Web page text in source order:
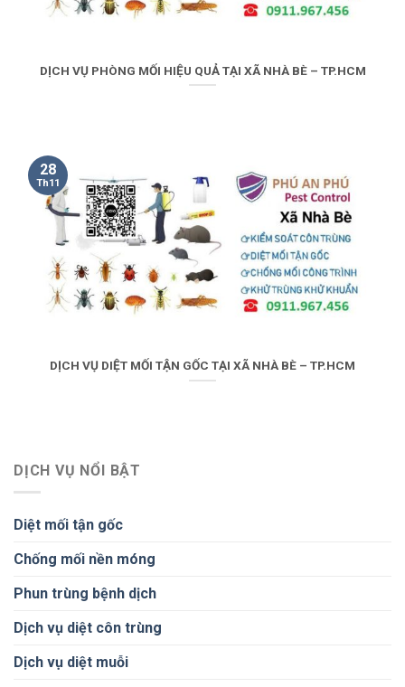
DỊCH VỤ PHÒNG MỐI HIỆU QUẢ TẠI XÃ NHÀ BÈ – TP.HCM
DỊCH VỤ DIỆT MỐI TẬN GỐC TẠI XÃ NHÀ BÈ – TP.HCM
28
Th11
DỊCH VỤ NỔI BẬT
Diệt mối tận gốc
Chống mối nền móng
Phun trùng bệnh dịch
Dịch vụ diệt côn trùng
Dịch vụ diệt muỗi